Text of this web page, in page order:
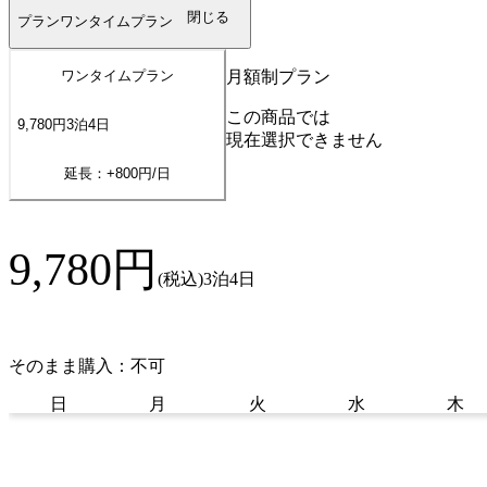
プランワンタイムプラン 閉じる
ワンタイムプラン
9,780円3泊4 日
延長：+800円/日
月額制プラン
この商品では
現在選択できません
9,780円 (税込)3泊4日
そのまま購入：不可
日 月 火 水 木